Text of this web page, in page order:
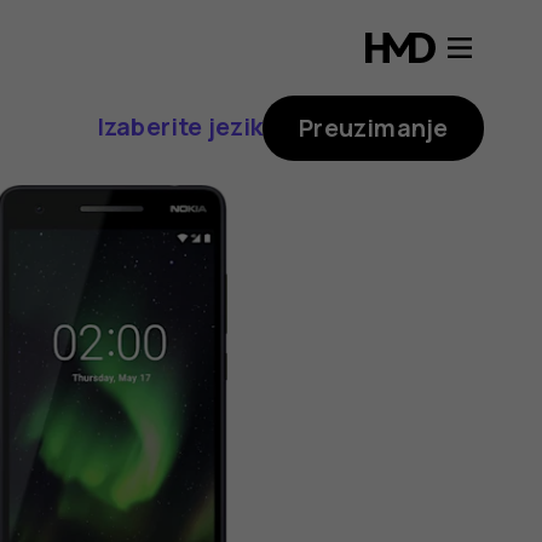
Izaberite jezik Preuzimanje